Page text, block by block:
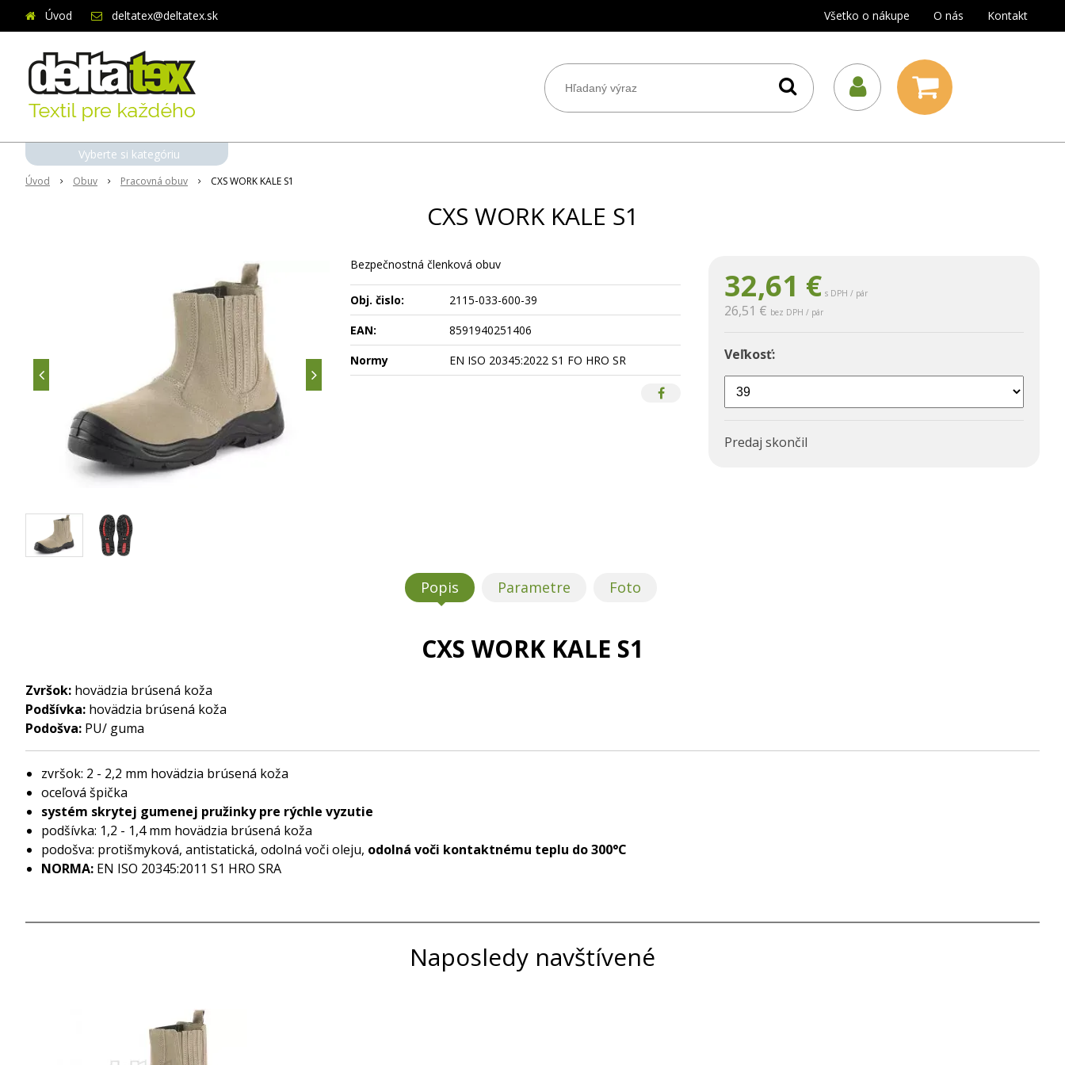
Úvod deltatex@deltatex.sk Všetko o nákupe O nás Kontakt
Úvod Obuv Pracovná obuv CXS WORK KALE S1
CXS WORK KALE S1
32,61 € s DPH / pár
26,51 € bez DPH / pár
Veľkosť:
Predaj skončil
Bezpečnostná členková obuv
Obj. čislo:
2115-033-600-39
EAN:
8591940251406
Normy
EN ISO 20345:2022 S1 FO HRO SR
Popis Parametre Foto
CXS WORK KALE S1
Zvršok: hovädzia brúsená koža
Podšívka: hovädzia brúsená koža
Podošva: PU/ guma
zvršok: 2 - 2,2 mm hovädzia brúsená koža
oceľová špička
systém skrytej gumenej pružinky pre rýchle vyzutie
podšívka: 1,2 - 1,4 mm hovädzia brúsená koža
podošva: protišmyková, antistatická, odolná voči oleju, odolná voči kontaktnému teplu do 300°C
NORMA: EN ISO 20345:2011 S1 HRO SRA
Naposledy navštívené
Vyberte si kategóriu